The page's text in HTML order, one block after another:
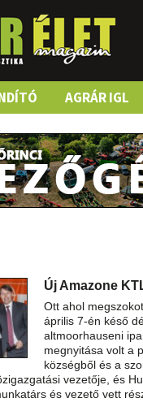
AGRÁR IGL
Új Amazone
Ott ahol
április 7-én késő
altmoorhauseni
megnyitása volt a
községből és a
vezetője, és
és vezető vett